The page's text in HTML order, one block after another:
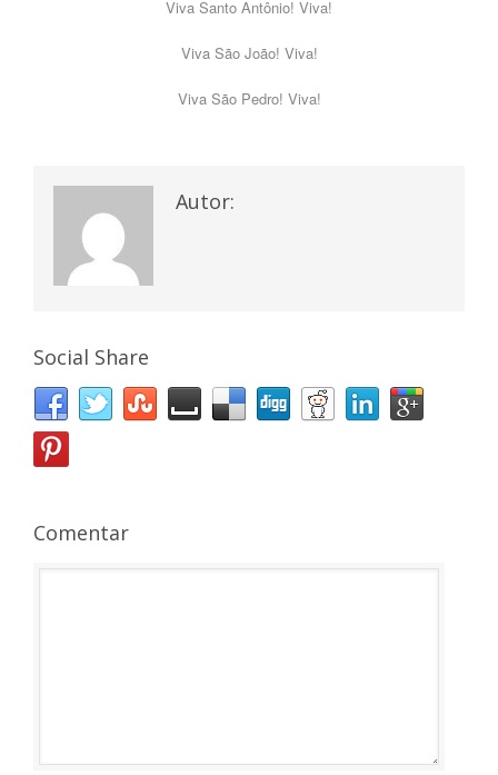
Viva Santo Antônio! Viva!
Viva São João! Viva!
Viva São Pedro! Viva!
Autor:
Social Share
Comentar